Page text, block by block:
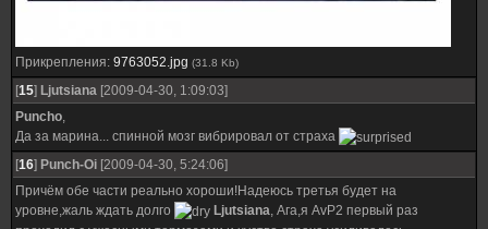
Прикрепления: 9763052.jpg (31.8 Kb)
[15] Ljutsiana [2009-04-30, 1:09:03]
Puncho,
Да за марина... спинной мозг вибрировал от страха
[16] Punch-Oi [2009-04-30, 5:24:06]
Причём обе части реально хороши!Надеюсь третья будет на
уровне,жаль ждать долго
Ljutsiana, Ага,я AvP2 первый раз